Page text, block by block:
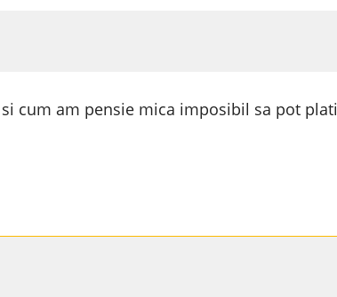
cum am pensie mica imposibil sa pot plati